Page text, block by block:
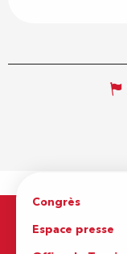
Congrès
Espace presse